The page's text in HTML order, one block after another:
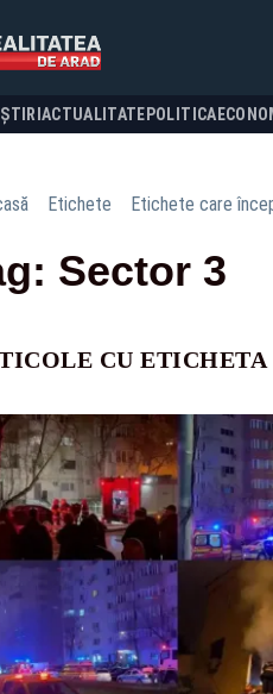
ACTUALITATE POLITICA
Etichete Etichete care
Sector 3
CU